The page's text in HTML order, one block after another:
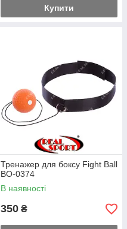
Купити
Тренажер для боксу Fight Ball
BO-0374
В наявності
350 ₴